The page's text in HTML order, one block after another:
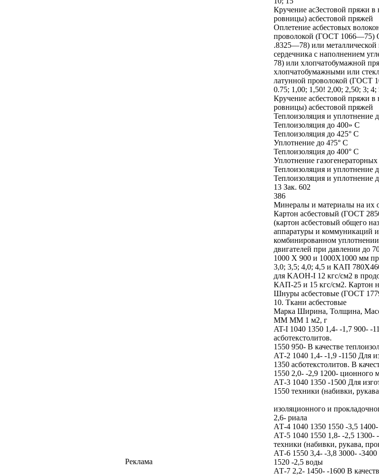
Кручение асЗестовой пряжи в
ровницы) асбестовой пряжей
Оплетение асбестовых
проволокой (ГОСТ 1066—75)
.8325—78) или
сердечника с наполнением
78) или хлопчатобумажной
хлопчатобумажными или
латунной проволокой (ГОСТ
0.75; 1,00; 1,50! 2,00; 2,50; 3;
Кручение асбестовой пряжи в
ровницы) асбестовой пряжей
Теплоизоляция и уплотнение
Теплоизоляция до 400» С
Теплоизоляция до 425° С
Уплотнение до 4?5° С
Теплоизоляция до 400° С
Уплотнение
Теплоизоляция и уплотнение
Теплоизоляция и уплотнение
13 Зак. 602
386
Минералы и материалы на их
Картон асбестовый (ГОСТ
(картон асбестовый общего
аппаратуры и коммуникаций
комбинированном
двигателей при давлении до
1000 X 900 и 1000X1000 мм
3,0; 3,5; 4,0; 4,5 и КАП
для KAOH-I 12 кгс/см2 в
КАП-25 и 15 кгс/см2. Картон
Шнуры асбестовые (ГОСТ
10. Ткани асбестовые
Марка Ширина, Толщина,
MM MM 1 м2, г
AT-I 1040 1350 1,4- -1,7 900- -
асботекстолитов.
1550 950- В качестве
АТ-2 1040 1,4- -1,9 -1150 Для
1350 асботекстолитов. В
1550 2,0- -2,9 1200- ционного
АТ-3 1040 1350 -1500 Для
1550 техники (набивки,
изоляционного и
2,6- риала
АТ-4 1040 1350 1550 -3,5
АТ-5 1040 1550 1,8- -2,5
техники (набивки, рукава,
АТ-6 1550 3,4- -3,8 3000- -
1520 -2,5 воды
АТ-7 2,2- 1450- -1600 В
Реклама